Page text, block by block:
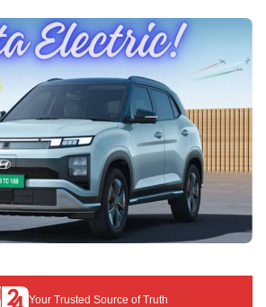
Your Trusted Source of Truth